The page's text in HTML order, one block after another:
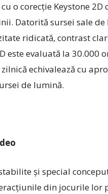
o corecție Keystone
Datorită sursei sale de
ridicată, contrast
este evaluată la 30.000
echivalează cu
de lumină.
și special
din jocurile lor